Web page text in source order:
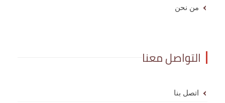
من نحن
التواصل معنا
اتصل بنا